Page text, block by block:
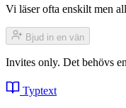
Vi läser ofta enskilt men
Bjud in en vän
Invites only. Det behövs
Typtext